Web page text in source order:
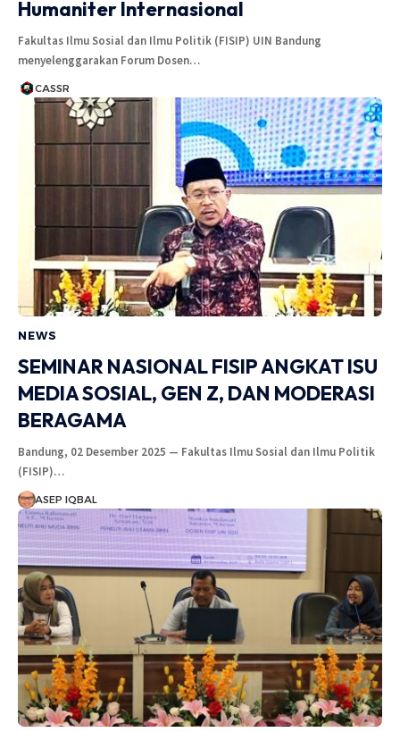
Humaniter Internasional
Fakultas Ilmu Sosial dan Ilmu Politik (FISIP) UIN Bandung
menyelenggarakan Forum Dosen…
CASSR
NEWS
SEMINAR NASIONAL FISIP ANGKAT ISU
MEDIA SOSIAL, GEN Z, DAN MODERASI
BERAGAMA
Bandung, 02 Desember 2025 — Fakultas Ilmu Sosial dan Ilmu Politik
(FISIP)…
ASEP IQBAL